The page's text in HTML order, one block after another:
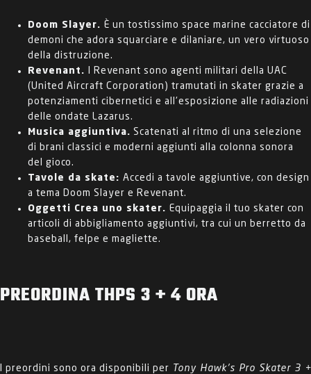
Doom Slayer. È un tostissimo space marine cacciatore di
demoni che adora squarciare e dilaniare, un vero virtuoso
della distruzione.
Revenant.
I Revenant sono agenti militari della UAC
(United Aircraft Corporation) tramutati in skater grazie a
potenziamenti cibernetici e all'esposizione alle radiazioni
delle ondate Lazarus.
Musica aggiuntiva. Scatenati al ritmo di una selezione
di brani classici e moderni aggiunti alla colonna sonora
del gioco.
Tavole da skate: Accedi a tavole aggiuntive, con design
a tema Doom Slayer e Revenant.
Oggetti Crea uno skater. Equipaggia il tuo skater con
articoli di abbigliamento aggiuntivi, tra cui un berretto da
baseball, felpe e magliette.
PREORDINA THPS 3 + 4 ORA
I preordini sono ora disponibili per Tony Hawk's Pro Skater 3 +